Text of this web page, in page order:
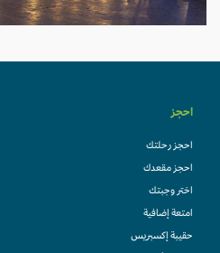
احجز
احجز رحلتك
احجز مقعدك
اختر وجبتك
امتعة إضافية
حقيبة إكسبريس